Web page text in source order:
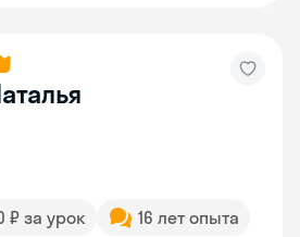
₽ за урок
16 лет опыта